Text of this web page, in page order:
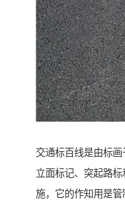
交通标百线是由标画
立面标记、突起路
施，它的作知用是管